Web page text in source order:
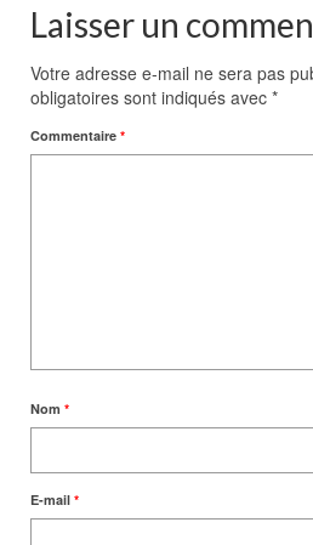
Laisser un
Votre adresse e-mail ne sera pas
obligatoires sont indiqués avec *
Commentaire *
Nom *
E-mail *